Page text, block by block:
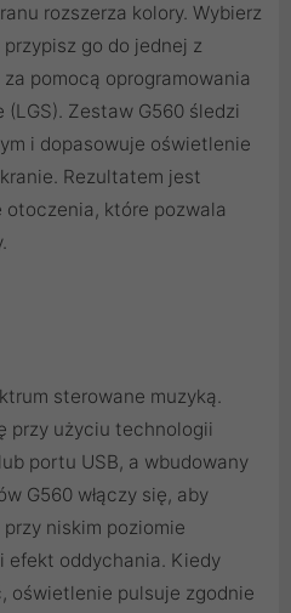
rozszerza kolory. Wybierz
go do jednej z
pomocą oprogramowania
Zestaw G560 śledzi
i dopasowuje oświetlenie
Rezultatem jest
otoczenia, które pozwala
sterowane muzyką.
przy użyciu technologii
portu USB, a wbudowany
G560 włączy się, aby
niskim poziomie
efekt oddychania. Kiedy
oświetlenie pulsuje zgodnie